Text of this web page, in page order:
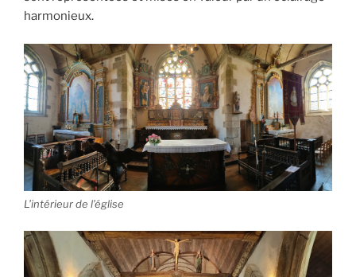
harmonieux.
L’intérieur de l’église